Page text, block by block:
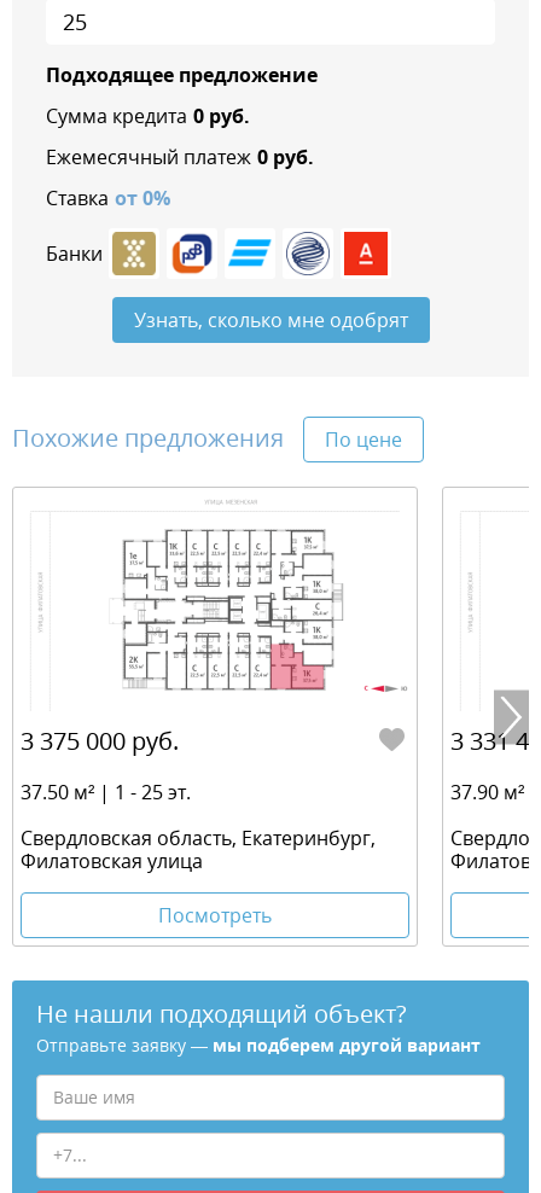
Подходящее предложение
Сумма кредита 0руб.
Ежемесячный платеж 0руб.
Ставка от0%
Банки
Узнать, сколько мне одобрят
Похожие предложения По цене
3 375 000 руб.
37.50 м² | 1 - 25 эт.
Свердловская область, Екатеринбург,
Филатовская улица
Посмотреть
3 331
37.90 м²
Не нашли подходящий объект?
Отправьте заявку — мы подберем другой вариант